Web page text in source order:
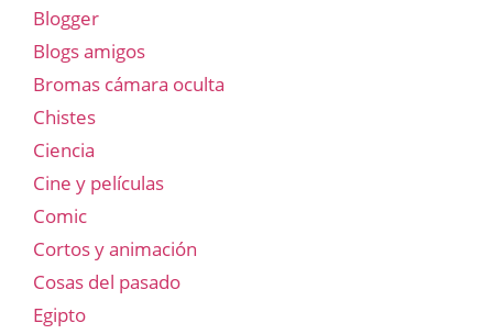
Blogger
Blogs amigos
Bromas cámara oculta
Chistes
Ciencia
Cine y películas
Comic
Cortos y animación
Cosas del pasado
Egipto